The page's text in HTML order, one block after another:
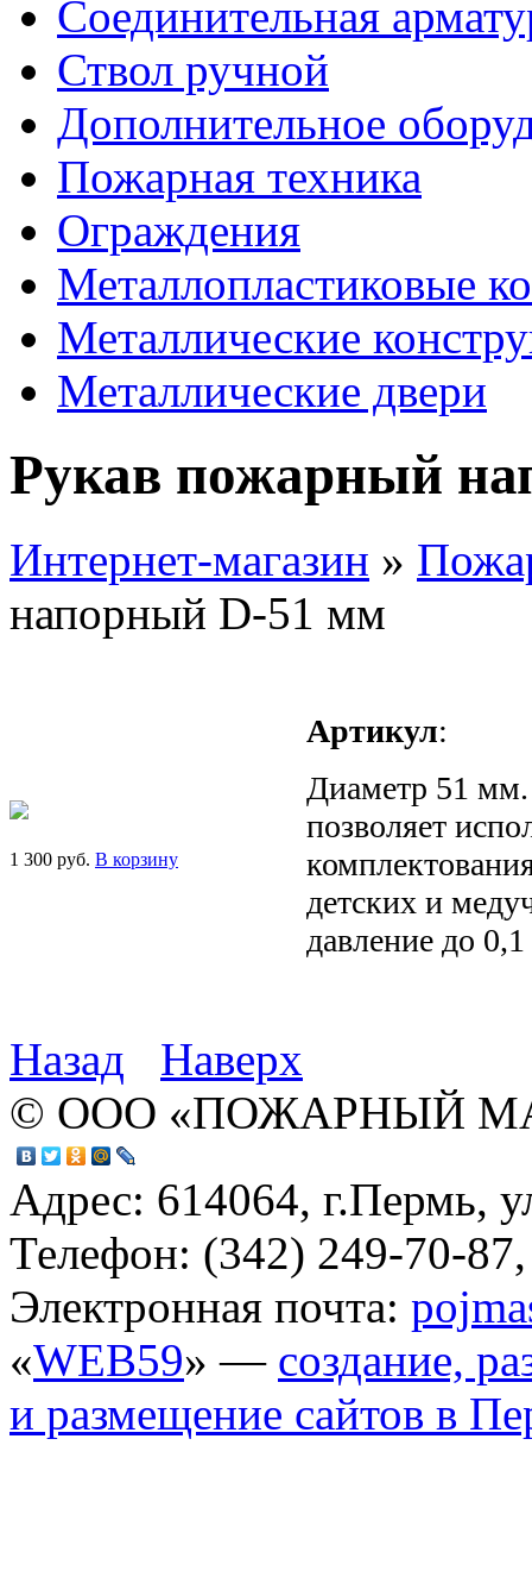
Соединительная
Ствол ручной
Дополнительное
Пожарная техника
Ограждения
Металлопластиковые
Металлические
Металлические двери
Рукав пожарный
Интернет-магазин »
напорный D-51 мм
1 300 руб. В корзину
Артикул:
Диаметр 51
позволяет
детских и
давление до
Назад
Наверх
© ООО «ПОЖАРНЫЙ
Адрес: 614064, г.Пермь,
Телефон: (342) 249-70-
Электронная почта:
«WEB59» — создание,
и размещение сайтов в